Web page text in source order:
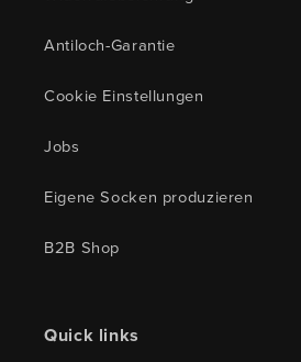
Antiloch-Garantie
Cookie Einstellungen
Jobs
Eigene Socken produzieren
B2B Shop
Quick links